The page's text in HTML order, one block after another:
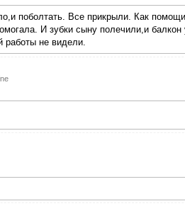
поболтать. Все прикрыли. Как
И зубки сыну полечили,и балкон
работы не видели.